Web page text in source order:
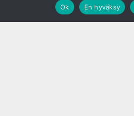
Ok
En hyväksy